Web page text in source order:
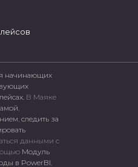
начинающих
В Маяке
,
, следить за
данными с
Модуль
в PowerBI,